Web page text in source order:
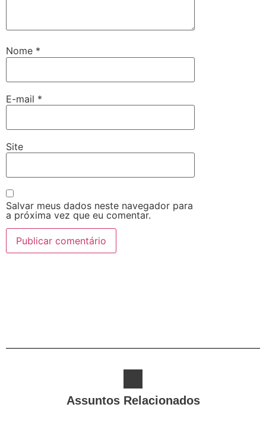
Nome *
E-mail *
Site
Salvar meus dados neste navegador para
a próxima vez que eu comentar.
Assuntos Relacionados